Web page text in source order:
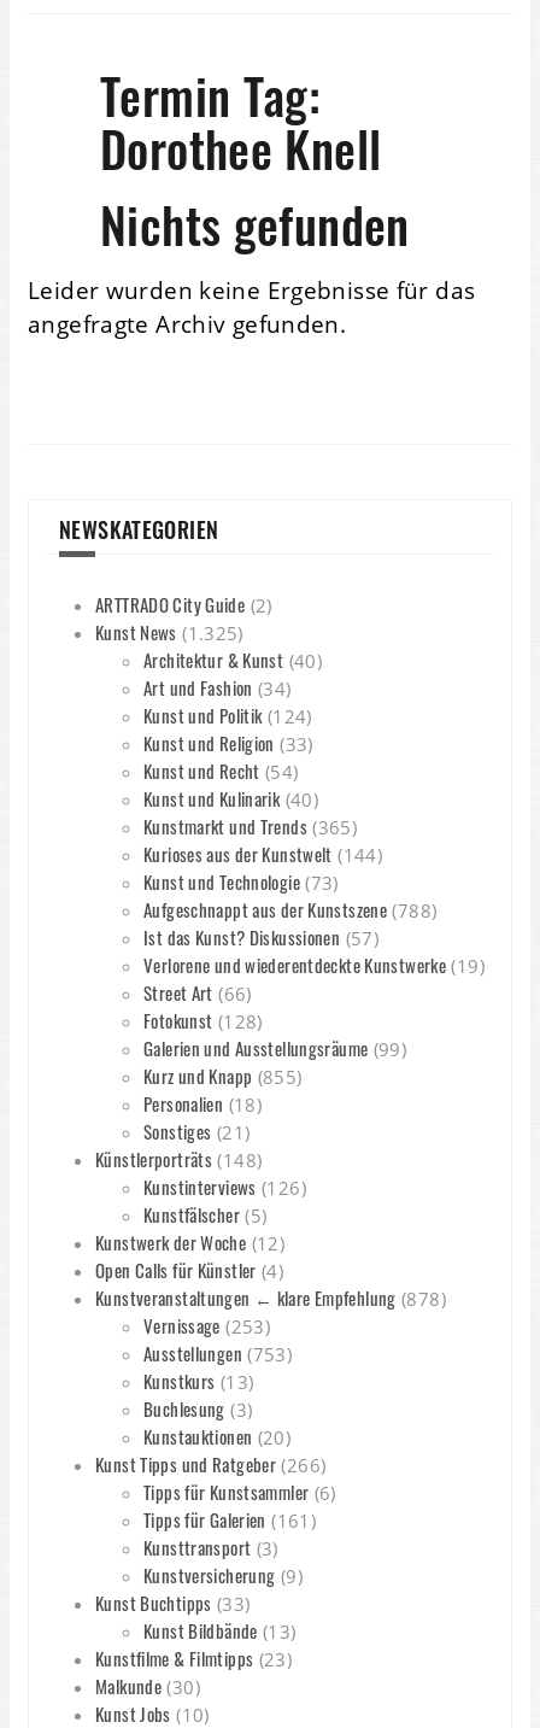
Termin Tag:
Dorothee Knell
Nichts gefunden
Leider wurden keine Ergebnisse für das
angefragte Archiv gefunden.
NEWSKATEGORIEN
ARTTRADO City Guide (2)
Kunst News (1.325)
Architektur & Kunst (40)
Art und Fashion (34)
Kunst und Politik(124)
Kunst und Religion (33)
Kunst und Recht (54)
Kunst und Kulinarik(40)
Kunstmarkt und Trends(365)
Kurioses aus der Kunstwelt (144)
Kunst und Technologie(73)
Aufgeschnappt aus der Kunstszene (788)
Ist das Kunst? Diskussionen (57)
Verlorene und wiederentdeckte Kunstwerke (19)
Street Art (66)
Fotokunst (128)
Galerien und Ausstellungsräume (99)
Kurz und Knapp (855)
Personalien (18)
Sonstiges (21)
Künstlerporträts (148)
Kunstinterviews (126)
Kunstfälscher(5)
Kunstwerk der Woche (12)
Open Calls für Künstler (4)
Kunstveranstaltungen ← klare Empfehlung (878)
Vernissage (253)
Ausstellungen (753)
Kunstkurs (13)
Buchlesung (3)
Kunstauktionen (20)
Kunst Tipps und Ratgeber (266)
Tipps für Kunstsammler (6)
Tipps für Galerien (161)
Kunsttransport (3)
Kunstversicherung (9)
Kunst Buchtipps (33)
Kunst Bildbände (13)
Kunstfilme & Filmtipps (23)
Malkunde (30)
Kunst Jobs (10)